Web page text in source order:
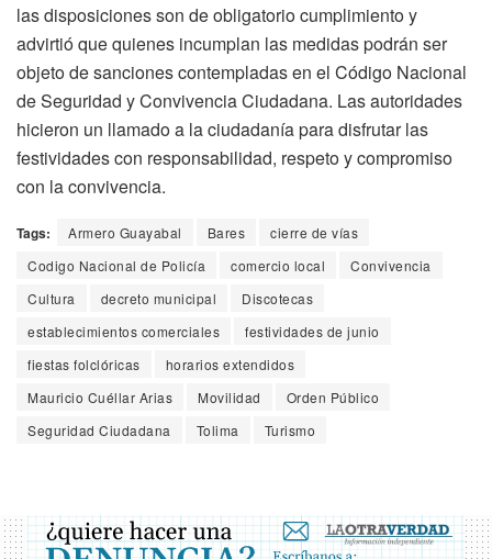
las disposiciones son de obligatorio cumplimiento y
advirtió que quienes incumplan las medidas podrán ser
objeto de sanciones contempladas en el Código Nacional
de Seguridad y Convivencia Ciudadana. Las autoridades
hicieron un llamado a la ciudadanía para disfrutar las
festividades con responsabilidad, respeto y compromiso
con la convivencia.
Tags: Armero Guayabal Bares
cierre de vías
Codigo Nacional de Policía
comercio local
Convivencia
Cultura
decreto municipal
Discotecas
establecimientos comerciales
festividades de junio
fiestas folclóricas
horarios extendidos
Mauricio Cuéllar Arias
Movilidad
Orden Público
Seguridad Ciudadana
Tolima Turismo